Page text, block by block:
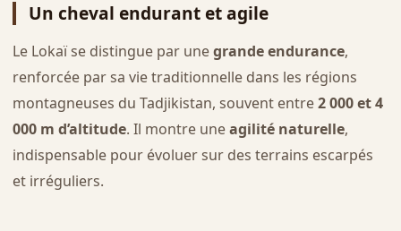
Un cheval endurant et agile
Le Lokaï se distingue par unegrande endurance,
renforcée par sa vie traditionnelle dans les régions
montagneuses du Tadjikistan, souvent entre2 000 et 4
000 m d’altitude. Il montre uneagilité naturelle,
indispensable pour évoluer sur des terrains escarpés
et irréguliers.